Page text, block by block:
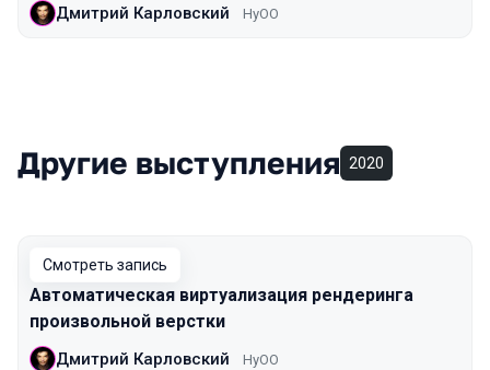
Дмитрий Карловский HyOO
Другие выступления 2020
Смотреть запись
Автоматическая виртуализация рендеринга
произвольной верстки
Дмитрий Карловский HyOO